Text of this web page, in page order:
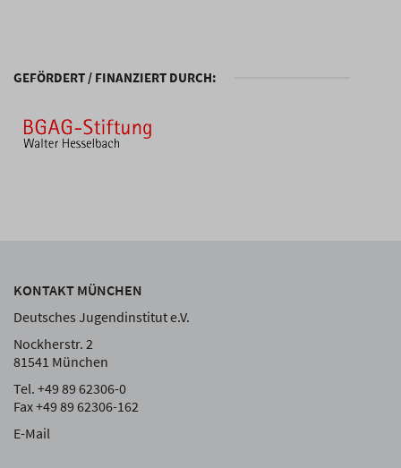
GEFÖRDERT / FINANZIERT DURCH:
KONTAKT MÜNCHEN
Deutsches Jugendinstitut e.V.
Nockherstr. 2
81541 München
Tel. +49 89 62306-0
Fax +49 89 62306-162
E-Mail